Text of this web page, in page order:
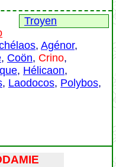
Troyen
, Agénor,
, Coön, Crino,
, Hélicaon,
, Laodocos, Polybos,